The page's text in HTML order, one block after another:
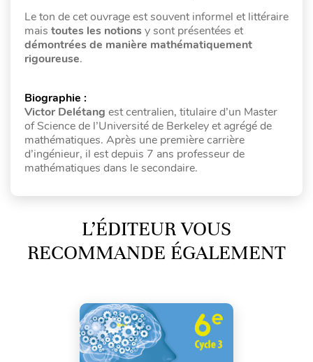
Le ton de cet ouvrage est souvent informel et littéraire
mais toutes les notions y sont présentées et
démontrées de manière mathématiquement
rigoureuse.
Biographie :
Victor Delétang est centralien, titulaire d’un Master
of Science de l’Université de Berkeley et agrégé de
mathématiques. Après une première carrière
d’ingénieur, il est depuis 7 ans professeur de
mathématiques dans le secondaire.
L’ÉDITEUR VOUS
RECOMMANDE ÉGALEMENT